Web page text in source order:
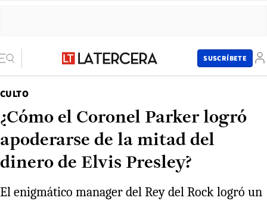
SUSCRÍBETE
CULTO
¿Cómo el Coronel Parker logró
apoderarse de la mitad del
dinero de Elvis Presley?
El enigmático manager del Rey del Rock logró un